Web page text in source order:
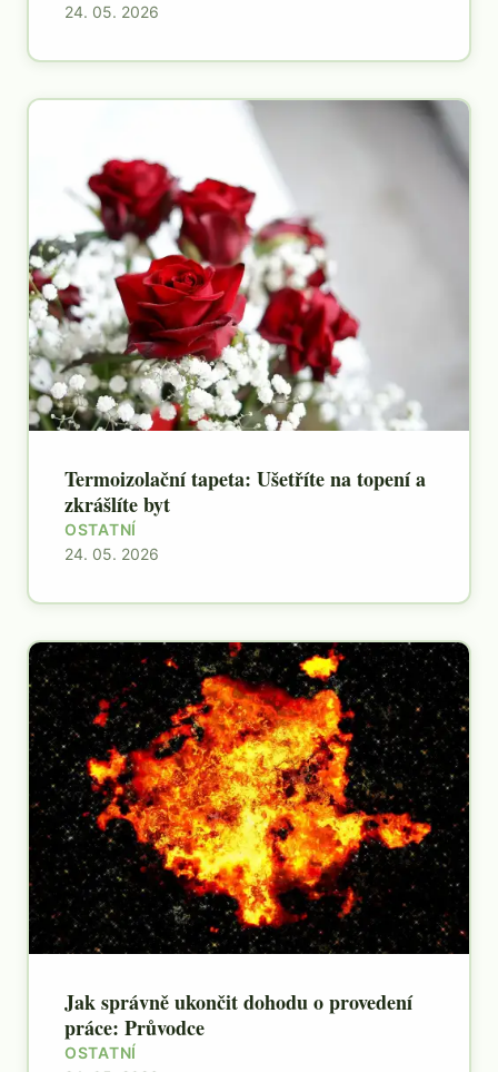
24. 05. 2026
Termoizolační tapeta: Ušetříte na topení a
zkrášlíte byt
OSTATNÍ
24. 05. 2026
Jak správně ukončit dohodu o provedení
práce: Průvodce
OSTATNÍ